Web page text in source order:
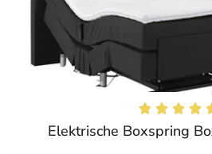
   
Elektrische Boxspring